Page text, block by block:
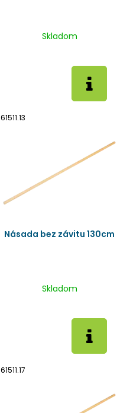
Skladom
61511.13
Násada bez závitu 130cm
Skladom
61511.17